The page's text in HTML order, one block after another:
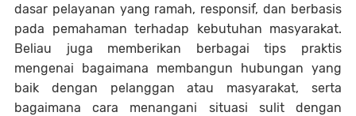
dasar pelayanan yang ramah, responsif, dan berbasis
pada pemahaman terhadap kebutuhan masyarakat.
Beliau juga memberikan berbagai tips praktis
mengenai bagaimana membangun hubungan yang
baik dengan pelanggan atau masyarakat, serta
bagaimana cara menangani situasi sulit dengan